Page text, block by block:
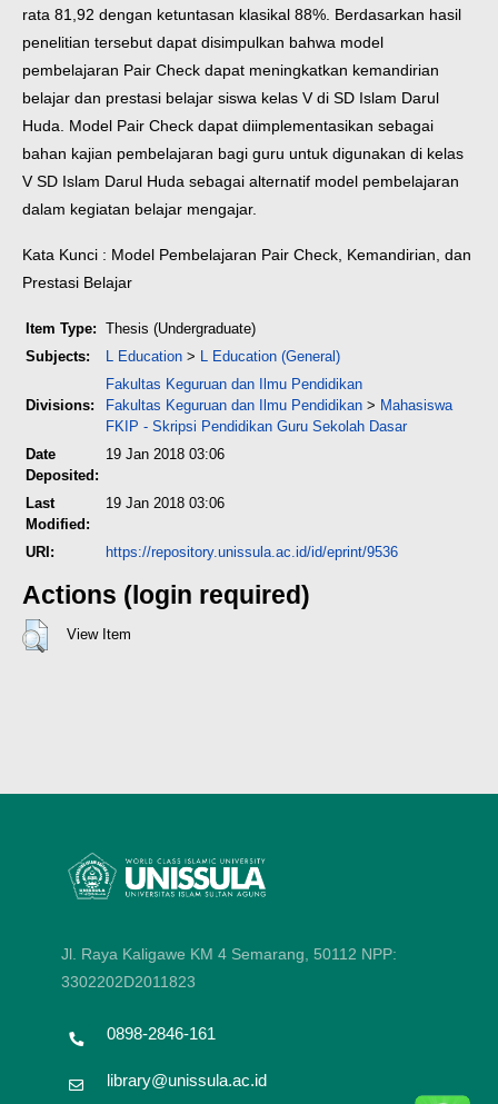
rata 81,92 dengan ketuntasan klasikal 88%. Berdasarkan hasil
penelitian tersebut dapat disimpulkan bahwa model
pembelajaran Pair Check dapat meningkatkan kemandirian
belajar dan prestasi belajar siswa kelas V di SD Islam Darul
Huda. Model Pair Check dapat diimplementasikan sebagai
bahan kajian pembelajaran bagi guru untuk digunakan di kelas
V SD Islam Darul Huda sebagai alternatif model pembelajaran
dalam kegiatan belajar mengajar.
Kata Kunci : Model Pembelajaran Pair Check, Kemandirian, dan
Prestasi Belajar
Item Type: Thesis (Undergraduate)
Subjects:
L Education > L Education (General)
Divisions:
Fakultas Keguruan dan Ilmu Pendidikan
Fakultas Keguruan dan Ilmu Pendidikan > Mahasiswa
FKIP - Skripsi Pendidikan Guru Sekolah Dasar
Date
Deposited:
19 Jan 2018 03:06
Last
Modified:
19 Jan 2018 03:06
URI: https://repository.unissula.ac.id/id/eprint/9536
Actions (login required)
View Item
Jl. Raya Kaligawe KM 4 Semarang, 50112 NPP:
3302202D2011823
0898-2846-161
library@unissula.ac.id